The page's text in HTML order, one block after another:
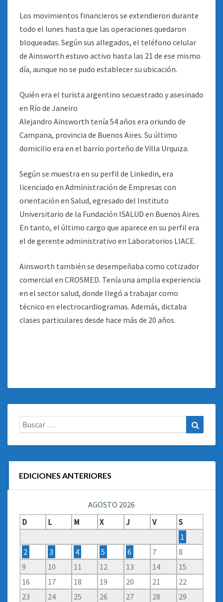
Los movimientos financieros se extendieron durante
todo el lunes hasta que las operaciones quedaron
bloqueadas. Según sus allegados, el teléfono celular
de Ainsworth estuvo activo hasta las 21 de ese mismo
día, aunque no se pudo establecer su ubicación.
Quién era el turista argentino secuestrado y asesinado
en Río de Janeiro
Alejandro Ainsworth tenía 54 años era oriundo de
Campana, provincia de Buenos Aires. Su último
domicilio era en el barrio porteño de Villa Urquiza.
Según se muestra en su perfil de Linkedin, era
licenciado en Administración de Empresas con
orientación en Salud, egresado del Instituto
Universitario de la Fundación ISALUD en Buenos Aires.
En tanto, el último cargo que aparece en su perfil era
el de gerente administrativo en Laboratorios LIACE.
Ainsworth también se desempeñaba como cotizador
comercial en CROSMED. Tenía una amplia experiencia
en el sector salud, donde llegó a trabajar como
técnico en electrocardiogramas. Además, dictaba
clases particulares desde hace más de 20 años.
Buscar:
EDICIONES ANTERIORES
AGOSTO 2026
D
L M X J V
S
1
2
3 4 5 6 7
8
9
10 11 12 13 14
15
16
17 18 19 20 21
22
23
24 25 26 27 28
29